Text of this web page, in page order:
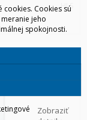
HLS
cookies. Cookies sú
jeho
spokojnosti.
Zobraziť